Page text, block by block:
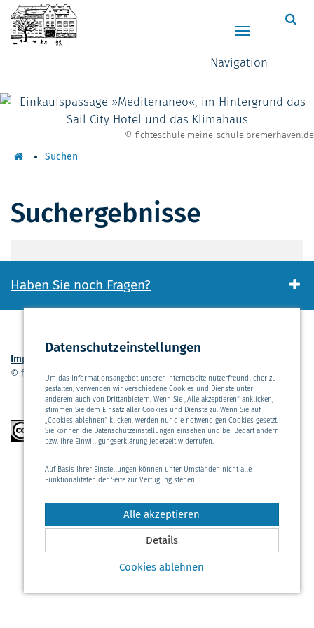
Datenschutzeinstellungen
Um das Informationsangebot unserer Internetseite nutzerfreundlicher zu
gestalten, verwenden wir verschiedene Cookies und Dienste unter
anderem auch von Drittanbietern. Wenn Sie „Alle akzeptieren“ anklicken,
stimmen Sie dem Einsatz aller Cookies und Dienste zu. Wenn Sie auf
„Cookies ablehnen“ klicken, werden nur die notwendigen Cookies gesetzt.
Sie können die Datenschutzeinstellungen einsehen und bei Bedarf ändern
bzw. Ihre Einwilligungserklärung jederzeit widerrufen.
Auf Basis Ihrer Einstellungen können unter Umständen nicht alle
Funktionalitäten der Seite zur Verfügung stehen.
Alle akzeptieren
Details
Cookies ablehnen
Zum Hauptinhalt springen
Navigation
© fichteschule.meine-schule.bremerhaven.de
Suchen
Suchergebnisse
Haben Sie noch Fragen?
Impressum
© fichteschule.meine-schule.bremerhaven.de 2026
Nach oben
Soweit nicht anders gekennzeichnet, stehen die
Texte auf dieser Seite unter der Lizenz »Creative
Keine Bearbeitung 3.0« (CC BY-NC-ND 3.0).
dieser Seite dürfen ohne entsprechende
Kennzeichnung nicht frei verwendet werden.